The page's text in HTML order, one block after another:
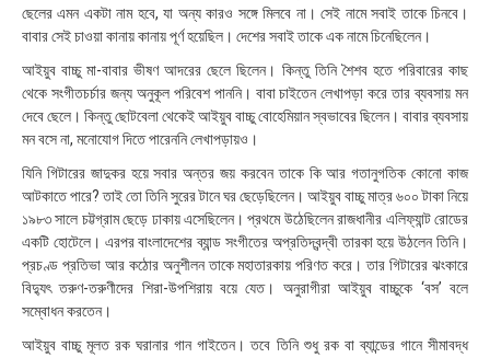
ছেলের এমন একটা নাম হবে, যা অন্য কারও সঙ্গে মিলবে না। সেই নামে সবাই তাকে চিনবে।
বাবার সেই চাওয়া কানায় কানায় পূর্ণ হয়েছিল। দেশের সবাই তাকে এক নামে চিনেছিলেন।
আইয়ুব বাচ্চু মা-বাবার ভীষণ আদরের ছেলে ছিলেন। কিন্তু তিনি শৈশব হতে পরিবারের কাছ
থেকে সংগীতচর্চার জন্য অনুকূল পরিবেশ পাননি। বাবা চাইতেন লেখাপড়া করে তার ব্যবসায় মন
দেবে ছেলে। কিন্তু ছোটবেলা থেকেই আইয়ুব বাচ্চু বোহেমিয়ান স্বভাবের ছিলেন। বাবার ব্যবসায়
মন বসে না, মনোযোগ দিতে পারেননি লেখাপড়ায়ও।
যিনি গিটারের জাদুকর হয়ে সবার অন্তর জয় করবেন তাকে কি আর গতানুগতিক কোনো কাজ
আটকাতে পারে? তাই তো তিনি সুরের টানে ঘর ছেড়েছিলেন। আইয়ুব বাচ্চু মাত্র ৬০০ টাকা নিয়ে
১৯৮৩ সালে চট্টগ্রাম ছেড়ে ঢাকায় এসেছিলেন। প্রথমে উঠেছিলেন রাজধানীর এলিফ্যান্ট রোডের
একটি হোটেলে। এরপর বাংলাদেশের ব্যান্ড সংগীতের অপ্রতিদ্বন্দ্বী তারকা হয়ে উঠলেন তিনি।
প্রচণ্ড প্রতিভা আর কঠোর অনুশীলন তাকে মহাতারকায় পরিণত করে। তার গিটারের ঝংকারে
বিদ্যুৎ তরুণ-তরুণীদের শিরা-উপশিরায় বয়ে যেত। অনুরাগীরা আইয়ুব বাচ্চুকে ‘বস’ বলে
সম্বোধন করতেন।
আইয়ুব বাচ্চু মূলত রক ঘরানার গান গাইতেন। তবে তিনি শুধু রক বা ব্যান্ডের গানে সীমাবদ্ধ